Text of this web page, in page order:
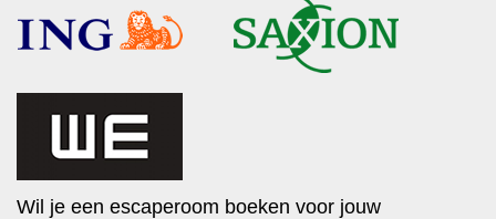
Wil je een escaperoom boeken voor jouw